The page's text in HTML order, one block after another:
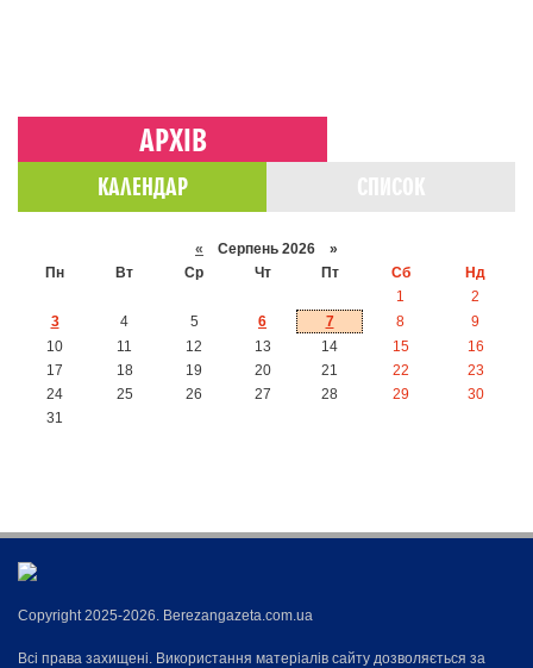
АРХІВ
КАЛЕНДАР
« Серпень 2026 »
Пн
Вт Ср Чт Пт Сб
Нд
1
2
3
4 5 6 7 8
9
10
11 12 13 14 15
16
17
18 19 20 21 22
23
24
25 26 27 28 29
30
31
Copyright 2025-2026. Berezangazeta.com.ua
Всі права захищені. Використання матеріалів сайту дозволяється за